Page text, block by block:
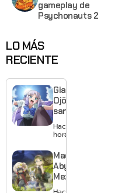
gameplay de
Psychonauts 2
LO MÁS
RECIENTE
Giant
Ojō-
sama
revela
visual y
estreno
para
enero de
Hace 13
horas
Made in
Abyss:
Mezameru
Shinpi